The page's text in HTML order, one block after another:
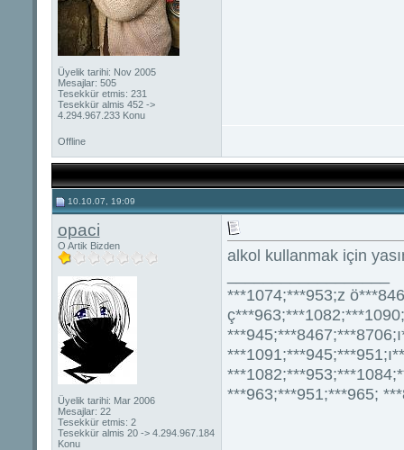
Üyelik tarihi: Nov 2005
Mesajlar: 505
Tesekkür etmis: 231
Tesekkür almis 452 ->
4.294.967.233 Konu
Offline
10.10.07, 19:09
opaci
O Artik Bizden
Üyelik tarihi: Mar 2006
Mesajlar: 22
Tesekkür etmis: 2
Tesekkür almis 20 -> 4.294.967.184
Konu
alkol kullanmak için
***1074;***953;z
***963;***951;***965;